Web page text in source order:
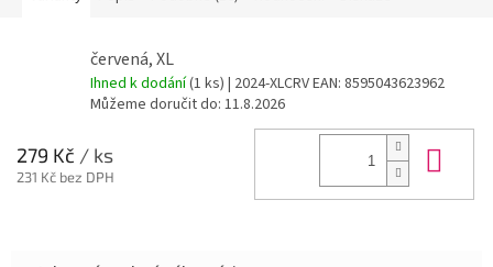
červená, XL
Ihned k dodání(1 ks) | 2024-XLCRVEAN: 8595043623962
Můžeme doručit do: 11.8.2026
279 Kč / ks
231 Kč bez DPH